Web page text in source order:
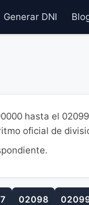
Generar DNI
hasta el
oficial de
02098